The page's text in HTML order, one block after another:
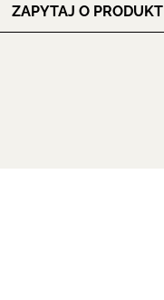
ZAPYTAJ O PRODUKT